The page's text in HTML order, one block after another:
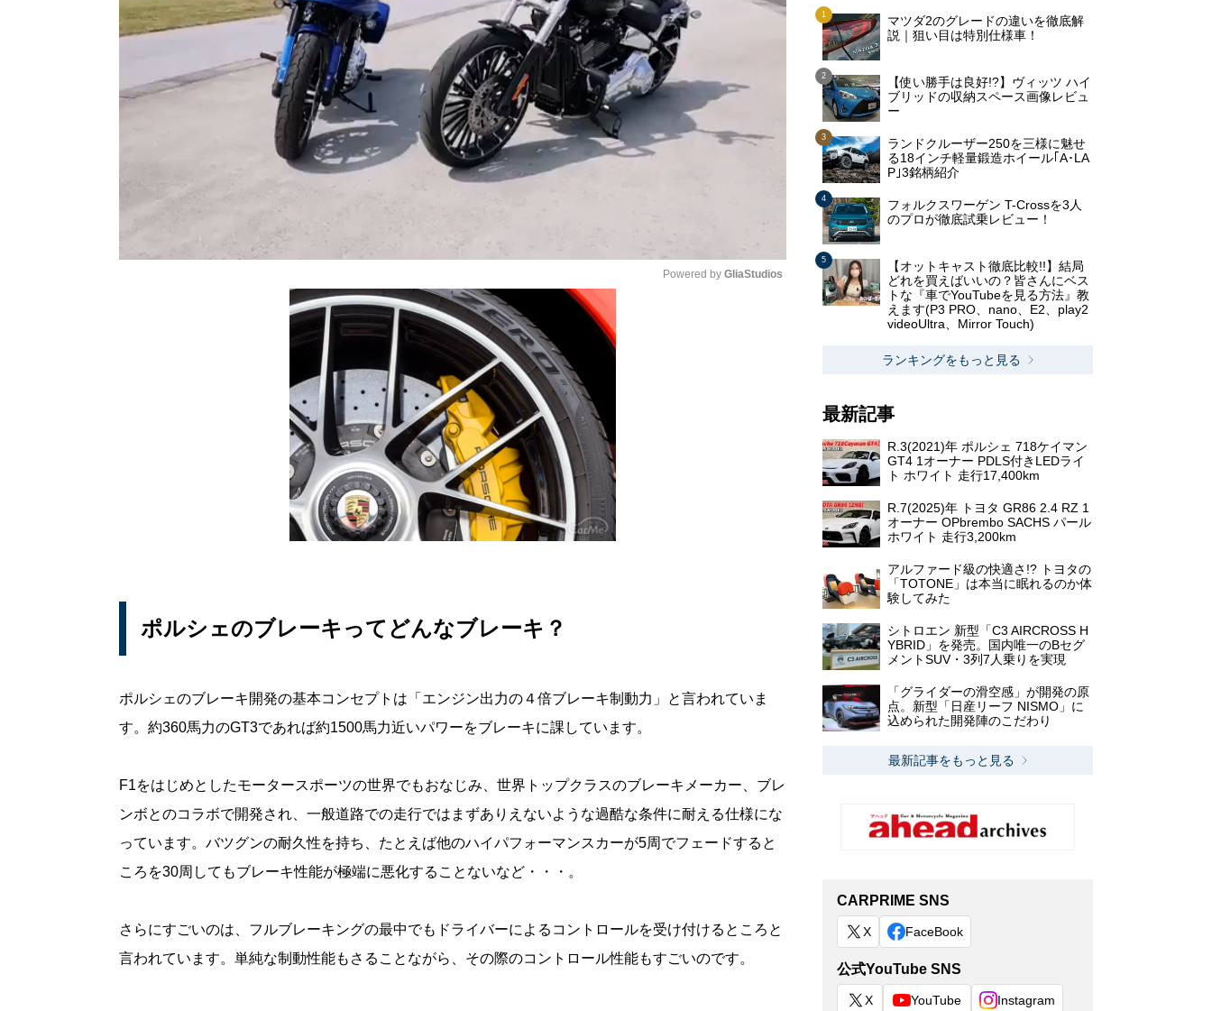
Powered by GliaStudios
ポルシェのブレーキってどんなブレーキ？
ポルシェのブレーキ開発の基本コンセプトは「エンジン出力の４倍ブレーキ制動力」と言われていま
す。約360馬力のGT3であれば約1500馬力近いパワーをブレーキに課しています。
F1をはじめとしたモータースポーツの世界でもおなじみ、世界トップクラスのブレーキメーカー、ブレ
ンボとのコラボで開発され、一般道路での走行ではまずありえないような過酷な条件に耐える仕様にな
っています。バツグンの耐久性を持ち、たとえば他のハイパフォーマンスカーが5周でフェードすると
ころを30周してもブレーキ性能が極端に悪化することないなど・・・。
さらにすごいのは、フルブレーキングの最中でもドライバーによるコントロールを受け付けるところと
言われています。単純な制動性能もさることながら、その際のコントロール性能もすごいのです。
マツダ2のグレードの違いを徹底解
説｜狙い目は特別仕様車！
【使い勝手は良好!?】ヴィッツ ハイ
ブリッドの収納スペース画像レビュ
ー
ランドクルーザー250を三様に魅せ
る18インチ軽量鍛造ホイール｢A･LA
P｣3銘柄紹介
フォルクスワーゲン T-Crossを3人
のプロが徹底試乗レビュー！
【オットキャスト徹底比較!!】結局
どれを買えばいいの？皆さんにベス
トな『車でYouTubeを見る方法』教
えます(P3 PRO、nano、E2、play2
videoUltra、Mirror Touch)
ランキングをもっと見る
最新記事
R.3(2021)年 ポルシェ 718ケイマン
GT4 1オーナー PDLS付きLEDライ
ト ホワイト 走行17,400km
R.7(2025)年 トヨタ GR86 2.4 RZ 1
オーナー OPbrembo SACHS パール
ホワイト 走行3,200km
アルファード級の快適さ!? トヨタの
「TOTONE」は本当に眠れるのか体
験してみた
シトロエン 新型「C3 AIRCROSS H
YBRID」を発売。国内唯一のBセグ
メントSUV・3列7人乗りを実現
「グライダーの滑空感」が開発の原
点。新型「日産リーフ NISMO」に
込められた開発陣のこだわり
最新記事をもっと見る
CARPRIME SNS
X FaceBook
公式YouTube SNS
X YouTube Instagram